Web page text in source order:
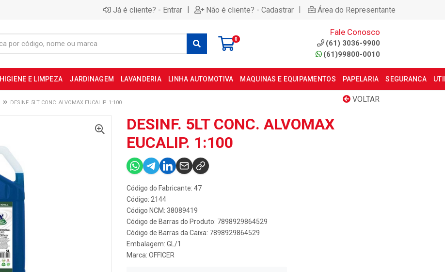
Já é cliente? - Entrar | Não é cliente? - Cadastrar | Área do Representante
0
Fale Conosco
(61) 3036-9900
(61)99800-0010
HIGIENE E LIMPEZA JARDINAGEM LAVANDERIA LINHA AUTOMOTIVA MAQUINAS E EQUIPAMENTOS PAPELARIA SEGURANCA
VOLTAR
DESINF. 5LT CONC. ALVOMAX EUCALIP. 1:100
DESINF. 5LT CONC. ALVOMAX
EUCALIP. 1:100
Código do Fabricante: 47
Código: 2144
Código NCM: 38089419
Código de Barras do Produto: 7898929864529
Código de Barras da Caixa: 7898929864529
Embalagem: GL/1
Marca: OFFICER